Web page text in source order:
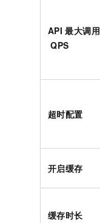
API 最大调用
QPS
超时配置
开启缓存
缓存时长